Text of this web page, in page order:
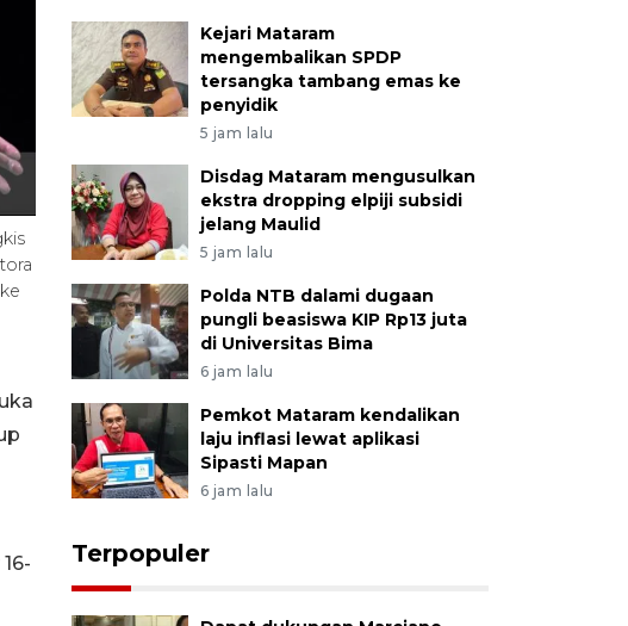
Kejari Mataram
mengembalikan SPDP
tersangka tambang emas ke
penyidik
5 jam lalu
Disdag Mataram mengusulkan
ekstra dropping elpiji subsidi
jelang Maulid
5 jam lalu
Polda NTB dalami dugaan
pungli beasiswa KIP Rp13 juta
di Universitas Bima
6 jam lalu
Pemkot Mataram kendalikan
laju inflasi lewat aplikasi
Sipasti Mapan
6 jam lalu
Terpopuler